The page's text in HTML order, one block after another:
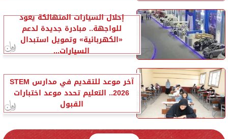
إحلال السيارات المتهالكة يعود
للواجهة.. مبادرة جديدة لدعم
«الكهربائية» وتمويل استبدال
السيارات...
آخر موعد للتقديم في مدارس STEM
2026.. التعليم تحدد موعد اختبارات
القبول